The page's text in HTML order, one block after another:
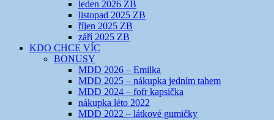
leden 2026 ZB
listopad 2025 ZB
říjen 2025 ZB
září 2025 ZB
KDO CHCE VÍC
BONUSY
MDD 2026 – Emilka
MDD 2025 – nákupka jedním tahem
MDD 2024 – fofr kapsička
nákupka léto 2022
MDD 2022 – látkové gumičky